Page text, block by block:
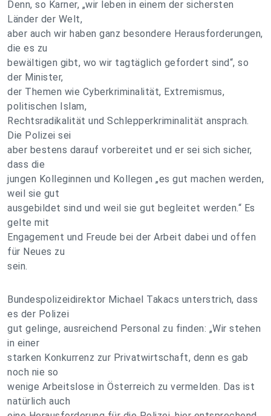
Denn, so Karner, „wir leben in einem der sichersten
Länder der Welt,
aber auch wir haben ganz besondere Herausforderungen,
die es zu
bewältigen gibt, wo wir tagtäglich gefordert sind“, so
der Minister,
der Themen wie Cyberkriminalität, Extremismus,
politischen Islam,
Rechtsradikalität und Schlepperkriminalität ansprach.
Die Polizei sei
aber bestens darauf vorbereitet und er sei sich sicher,
dass die
jungen Kolleginnen und Kollegen „es gut machen werden,
weil sie gut
ausgebildet sind und weil sie gut begleitet werden.“ Es
gelte mit
Engagement und Freude bei der Arbeit dabei und offen
für Neues zu
sein.
Bundespolizeidirektor Michael Takacs unterstrich, dass
es der Polizei
gut gelinge, ausreichend Personal zu finden: „Wir stehen
in einer
starken Konkurrenz zur Privatwirtschaft, denn es gab
noch nie so
wenige Arbeitslose in Österreich zu vermelden. Das ist
natürlich auch